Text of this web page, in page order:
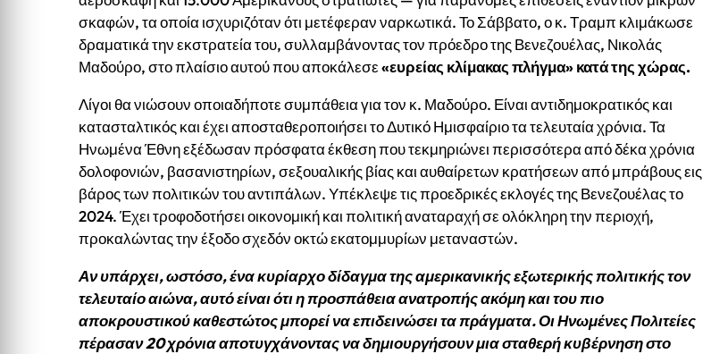
σκαφών, τα οποία ισχυριζόταν ότι μετέφεραν ναρκωτικά. Το Σάββατο, ο κ. Τραμπ κλιμάκωσε
δραματικά την εκστρατεία του, συλλαμβάνοντας τον πρόεδρο της Βενεζουέλας, Νικολάς
Μαδούρο, στο πλαίσιο αυτού που αποκάλεσε«ευρείας κλίμακας πλήγμα» κατά της χώρας.
Λίγοι θα νιώσουν οποιαδήποτε συμπάθεια για τον κ. Μαδούρο. Είναι αντιδημοκρατικός και
κατασταλτικός και έχει αποσταθεροποιήσει το Δυτικό Ημισφαίριο τα τελευταία χρόνια. Τα
Ηνωμένα Έθνη εξέδωσαν πρόσφατα έκθεση που τεκμηριώνει περισσότερα από δέκα χρόνια
δολοφονιών, βασανιστηρίων, σεξουαλικής βίας και αυθαίρετων κρατήσεων από μπράβους εις
βάρος των πολιτικών του αντιπάλων. Υπέκλεψε τις προεδρικές εκλογές της Βενεζουέλας το
2024. Έχει τροφοδοτήσει οικονομική και πολιτική αναταραχή σε ολόκληρη την περιοχή,
προκαλώντας την έξοδο σχεδόν οκτώ εκατομμυρίων μεταναστών.
Αν υπάρχει, ωστόσο, ένα κυρίαρχο δίδαγμα της αμερικανικής εξωτερικής πολιτικής τον
τελευταίο αιώνα, αυτό είναι ότι η προσπάθεια ανατροπής ακόμη και του πιο
αποκρουστικού καθεστώτος μπορεί να επιδεινώσει τα πράγματα. Οι Ηνωμένες Πολιτείες
πέρασαν 20 χρόνια αποτυγχάνοντας να δημιουργήσουν μια σταθερή κυβέρνηση στο